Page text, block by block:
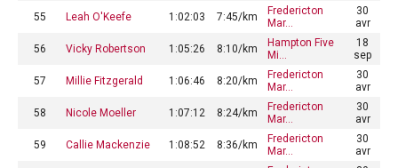
55 Leah O'Keefe 1:02:03 7:45/km
Fredericton
Mar…
30
avr
56 Vicky Robertson 1:05:26 8:10/km
Hampton Five
Mi…
18
sep
57 Millie Fitzgerald 1:06:46 8:20/km
Fredericton
Mar…
30
avr
58 Nicole Moeller 1:07:12 8:24/km
Fredericton
Mar…
30
avr
59 Callie Mackenzie 1:08:52 8:36/km
Fredericton
Mar…
30
avr